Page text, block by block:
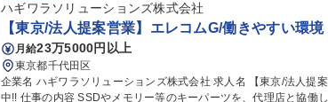
H以下
ハギワラソリューションズ株式会社
【東京/法人提案営業】エレコムG/働きやすい環
月給23万5000円以上
東京都千代田区
企業名 ハギワラソリューションズ株式会社 求人名 【東京/法人提案営業】エレコムG/働きやすい環境◎/事業拡大
中!! 仕事の内容 SSDやメモリー等のキーパーツを、代理店と協働しながら顧客のエンジニアへ提案します。顧客